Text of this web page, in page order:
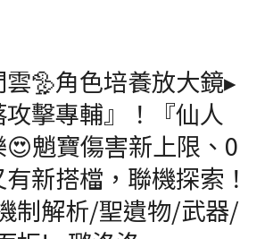
雲🦤角色培養放大鏡▸
擊專輔』！『仙人
魈寶傷害新上限、0
新搭檔，聯機探索！
制解析/聖遺物/武器/